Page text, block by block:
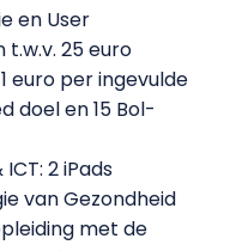
en User
t.w.v. 25 euro
euro per ingevulde
doel en 15 Bol-
2 iPads
van Gezondheid
met de